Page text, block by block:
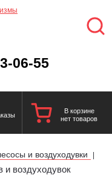
06-55
В корзине
нет товаров
и воздуходувки |
воздуходувок